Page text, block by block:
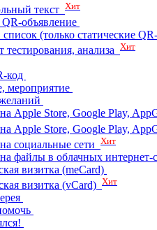
текст Хит
объявление
(только статические
тестирования, анализа Хит
код
мероприятие
Apple Store, Google Play,
Apple Store, Google Play,
социальные сети Хит
файлы в облачных интернет-
визитка (meCard)
визитка (vCard) Хит